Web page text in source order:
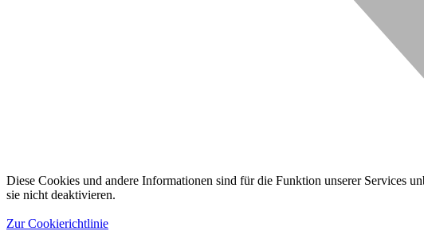
Diese Cookies und andere Informationen sind für die Funktion unserer Services
sie nicht deaktivieren.
Zur Cookierichtlinie